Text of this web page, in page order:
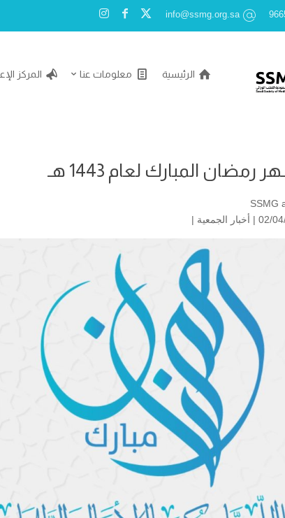
info@ssmg.org.sa
الرئيسية معلومات عنا المركز
رمضان المبارك لعام 1443 هـ
SSMG
02/
أخبار الجمعية |